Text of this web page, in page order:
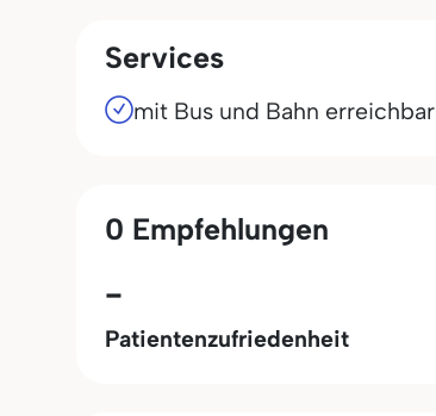
Services
mit Bus und Bahn erreichbar
0 Empfehlungen
-
Patientenzufriedenheit